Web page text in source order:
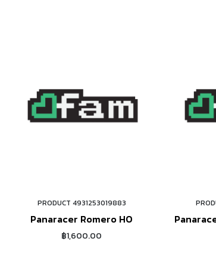
ORDER NOW
PRODUCT 4931253019883
Panaracer Romero HO
฿1,600.00